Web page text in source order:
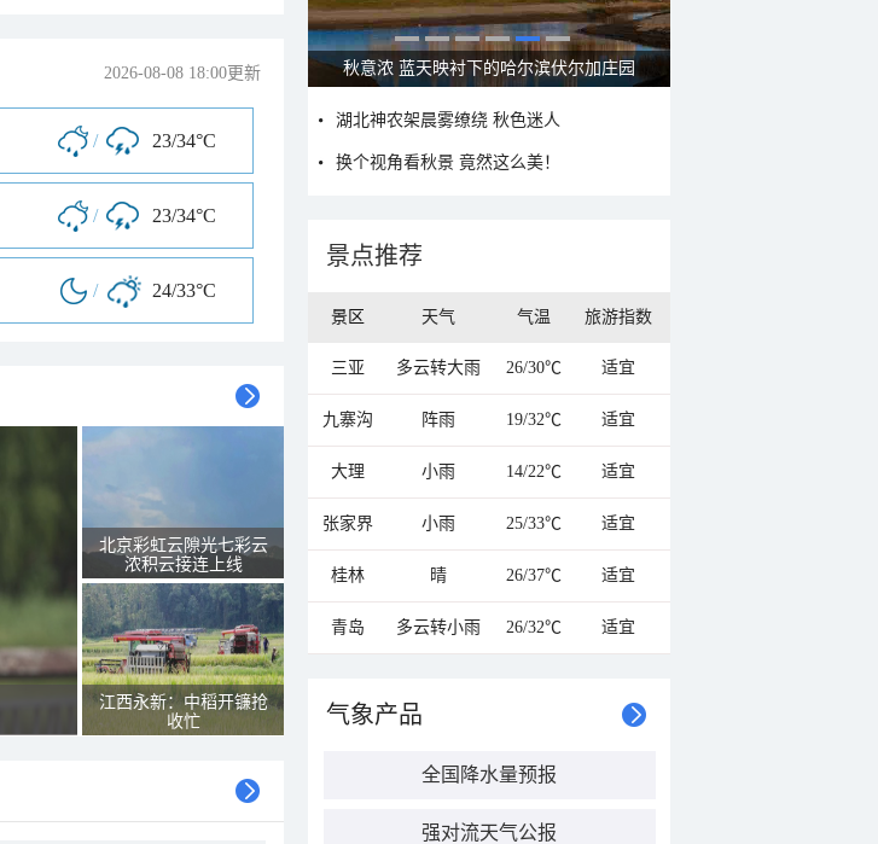
2026-08-08 18:00更新
/ 23/34°C
/ 23/34°C
/ 24/33°C
北京彩虹云隙光七彩云
浓积云接连上线
江西永新：中稻开镰抢
收忙
大美新疆—帕米尔高原好风光
湖北神农架晨雾缭绕 秋色迷人
换个视角看秋景 竟然这么美！
景点推荐
景区 天气 气温 旅游指数
三亚 多云转大雨 26/30℃ 适宜
九寨沟 阵雨 19/32℃ 适宜
大理 小雨 14/22℃ 适宜
张家界 小雨 25/33℃ 适宜
桂林 晴 26/37℃ 适宜
青岛 多云转小雨 26/32℃ 适宜
气象产品
全国降水量预报
强对流天气公报